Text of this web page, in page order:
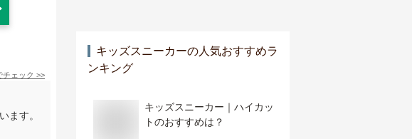
チェック >>
ます。
キッズスニーカーの人気おすすめラ
ンキング
キッズスニーカー｜ハイカッ
トのおすすめは？